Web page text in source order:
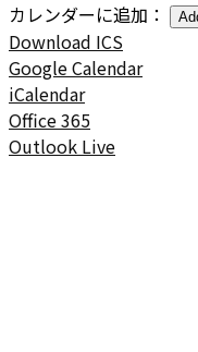
カレンダーに追加：
Download ICS
Google Calendar
iCalendar
Office 365
Outlook Live